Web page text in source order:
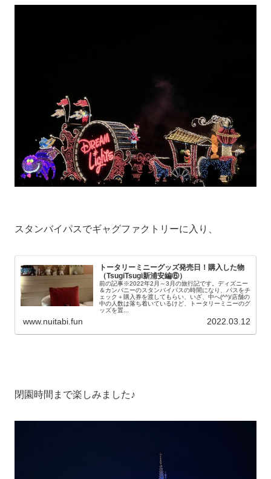
スタンバイパスでギャグファクトリーに入り、
トータリーミニーグッズ発売日！購入した物
（TsugiTsugi新浦安編⑥）
前の記事※2022年2月～3月の旅行記です。ディズニー
＆カンパニーのスタンバイパスの時間になり、パスをチ
ェック＋購入券を渡してもらい、いざ、中へ(^^)/店舗の
中の人数は落ち着いているけど、トータリーミニーのグ
ッズを置...
www.nuitabi.fun 2022.03.12
閉園時間まで楽しみました♪